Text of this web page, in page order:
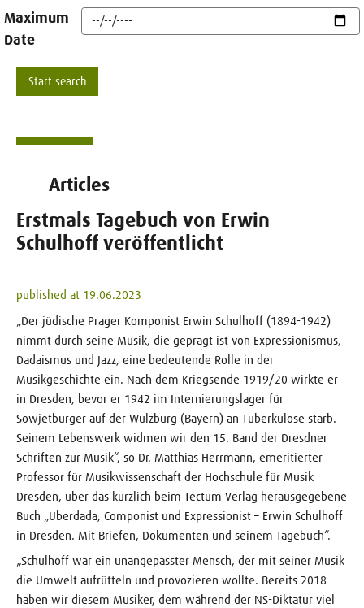
Maximum
Date
Articles
Erstmals Tagebuch von Erwin
Schulhoff veröffentlicht
published at 19.06.2023
„Der jüdische Prager Komponist Erwin Schulhoff (1894-1942)
nimmt durch seine Musik, die geprägt ist von Expressionismus,
Dadaismus und Jazz, eine bedeutende Rolle in der
Musikgeschichte ein. Nach dem Kriegsende 1919/20 wirkte er
in Dresden, bevor er 1942 im Internierungslager für
Sowjetbürger auf der Wülzburg (Bayern) an Tuberkulose starb.
Seinem Lebenswerk widmen wir den 15. Band der Dresdner
Schriften zur Musik“, so Dr. Matthias Herrmann, emeritierter
Professor für Musikwissenschaft der Hochschule für Musik
Dresden, über das kürzlich beim Tectum Verlag herausgegebene
Buch „Überdada, Componist und Expressionist – Erwin Schulhoff
in Dresden. Mit Briefen, Dokumenten und seinem Tagebuch“.
„Schulhoff war ein unangepasster Mensch, der mit seiner Musik
die Umwelt aufrütteln und provozieren wollte. Bereits 2018
haben wir diesem Musiker, dem während der NS-Diktatur viel